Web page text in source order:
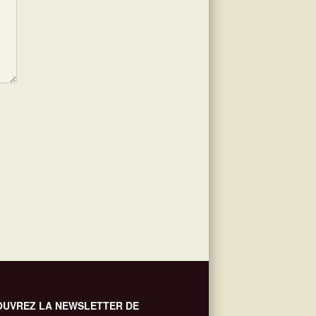
LA NEWSLETTER DE